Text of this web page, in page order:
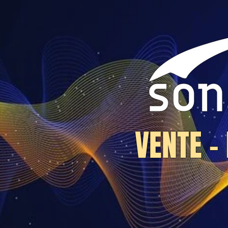
VENTE